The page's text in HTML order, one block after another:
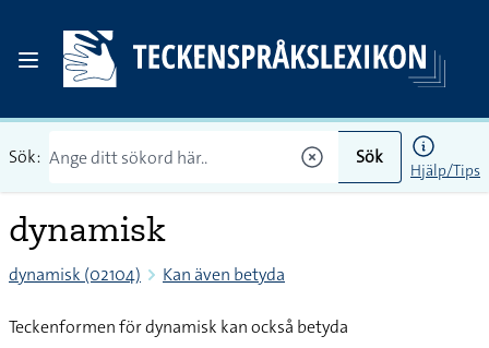
Sök: Sök
Hjälp/Tips
dynamisk
dynamisk (02104) Kan även betyda
Teckenformen för dynamisk kan också betyda